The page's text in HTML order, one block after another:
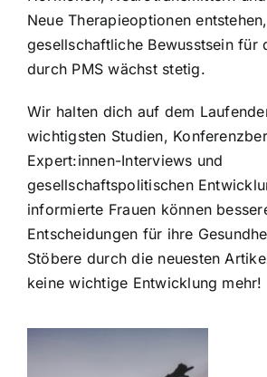
Neue Therapieoptionen
gesellschaftliche Bewusstsein für
durch PMS wächst stetig.
Wir halten dich auf dem
wichtigsten Studien,
Expert:innen-Interviews und
gesellschaftspolitischen
informierte Frauen können
Entscheidungen für ihre
Stöbere durch die neuesten
keine wichtige Entwicklung mehr!